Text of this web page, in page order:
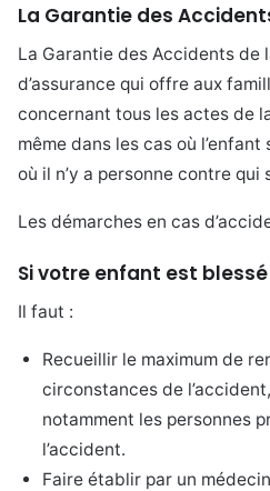
La Garantie des
La Garantie des Accidents de
d’assurance qui offre aux
concernant tous les actes de
même dans les cas où
où il n’y a personne contre qui
Les démarches en cas
Si votre enfant est blessé
Il faut :
Recueillir le maximum de
circonstances de
notamment les personnes
l’accident.
Faire établir par un